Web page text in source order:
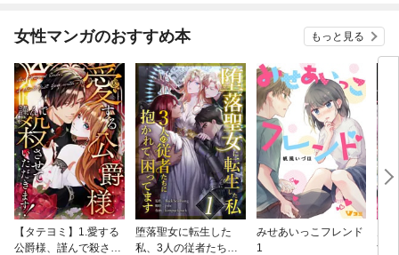
女性マンガのおすすめ本 もっと見る
【タテヨミ】1.愛する
公爵様、謹んで殺させ
堕落聖女に転生した
私、3人の従者たちに
みせあいっこフレンド
1
す